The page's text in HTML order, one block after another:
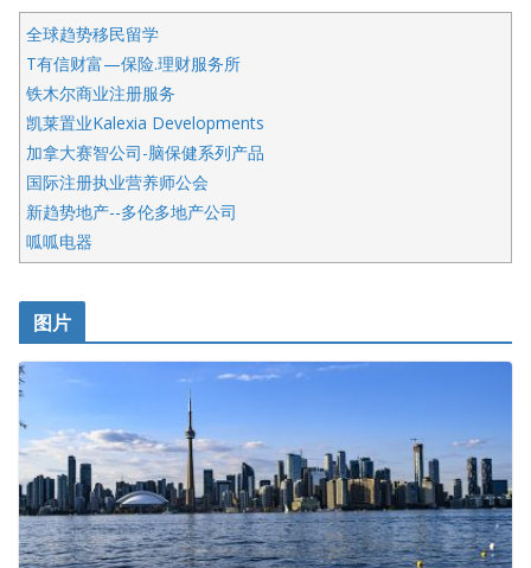
全球趋势移民留学
T有信财富—保险.理财服务所
铁木尔商业注册服务
凯莱置业Kalexia Developments
加拿大赛智公司-脑保健系列产品
国际注册执业营养师公会
新趋势地产--多伦多地产公司
呱呱电器
开明车行KS CAR SALES & SERVICE
皇后金融集团
铁木尔商业注册服务
图片